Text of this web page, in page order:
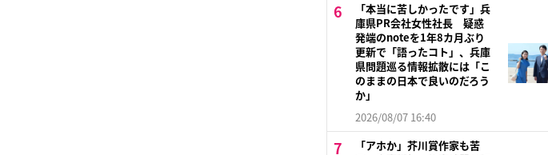
「本当に苦しかったです」兵
庫県PR会社女性社長 疑惑
発端のnoteを1年8カ月ぶり
更新で「語ったコト」、兵庫
県問題巡る情報拡散には「こ
のままの日本で良いのだろう
か」
2026/08/07 16:40
「アホか」芥川賞作家も苦